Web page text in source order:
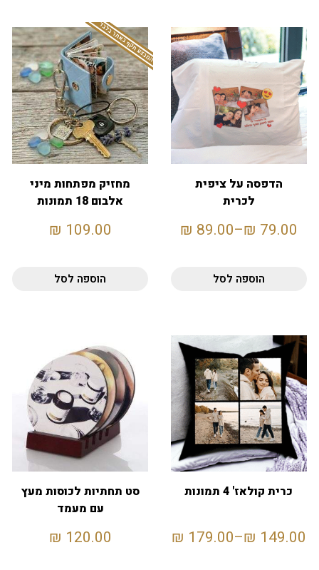
הדפסה על ציפית
לכרית
79.00
₪
–
89.00
₪
הוספה לסל
המבצע תקף באתר בלבד
מחזיק מפתחות מיני
אלבום 18 תמונות
109.00
₪
הוספה לסל
כרית קולאז' 4 תמונות
149.00
₪
–
179.00
₪
סט תחתיות לכוסות מעץ
עם מעמד
120.00
₪